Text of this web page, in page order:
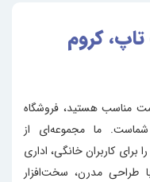
کروم
مناسب هستید، فروشگاه
ما مجموعه‌ای از
برای کاربران خانگی، اداری
طراحی مدرن، سخت‌افزار